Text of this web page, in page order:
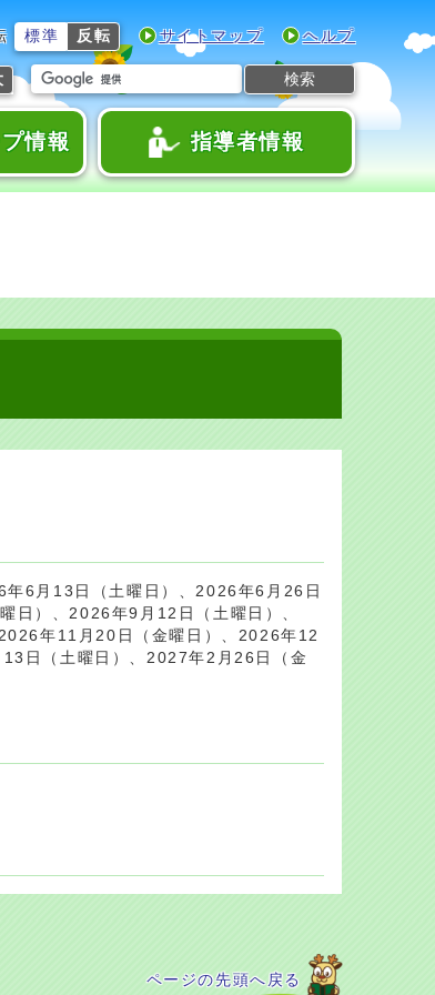
標準 反転 サイトマップ ヘルプ
検索
情報 指導者情報
6月13日（土曜日）、2026年6月26日
日）、2026年9月12日（土曜日）、
年11月20日（金曜日）、2026年12
日（土曜日）、2027年2月26日（金
ページの先頭へ戻る